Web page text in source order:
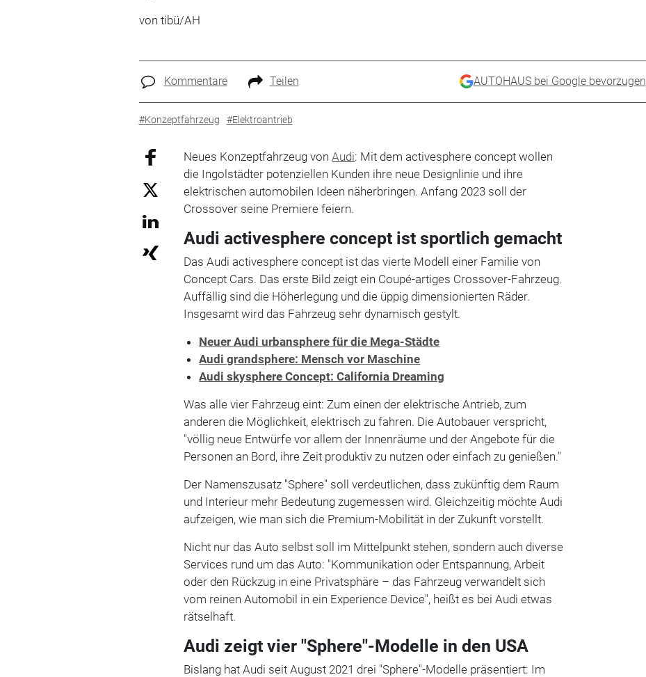
von tibü/AH
Kommentare Teilen AUTOHAUS bei Google bevorzugen
#Konzeptfahrzeug #Elektroantrieb
Neues Konzeptfahrzeug vonAudi: Mit dem activesphere concept wollen
die Ingolstädter potenziellen Kunden ihre neue Designlinie und ihre
elektrischen automobilen Ideen näherbringen. Anfang 2023 soll der
Crossover seine Premiere feiern.
Audi activesphere concept ist sportlich gemacht
Das Audi activesphere concept ist das vierte Modell einer Familie von
Concept Cars. Das erste Bild zeigt ein Coupé-artiges Crossover-Fahrzeug.
Auffällig sind die Höherlegung und die üppig dimensionierten Räder.
Insgesamt wird das Fahrzeug sehr dynamisch gestylt.
Neuer Audi urbansphere für die Mega-Städte
Audi grandsphere: Mensch vor Maschine
Audi skysphere Concept: California Dreaming
Was alle vier Fahrzeug eint: Zum einen der elektrische Antrieb, zum
anderen die Möglichkeit, elektrisch zu fahren. Die Autobauer verspricht,
"völlig neue Entwürfe vor allem der Innenräume und der Angebote für die
Personen an Bord, ihre Zeit produktiv zu nutzen oder einfach zu genießen."
Der Namenszusatz "Sphere" soll verdeutlichen, dass zukünftig dem Raum
und Interieur mehr Bedeutung zugemessen wird. Gleichzeitig möchte Audi
aufzeigen, wie man sich die Premium-Mobilität in der Zukunft vorstellt.
Nicht nur das Auto selbst soll im Mittelpunkt stehen, sondern auch diverse
Services rund um das Auto: "Kommunikation oder Entspannung, Arbeit
oder den Rückzug in eine Privatsphäre – das Fahrzeug verwandelt sich
vom reinen Automobil in ein Experience Device", heißt es bei Audi etwas
rätselhaft.
Audi zeigt vier "Sphere"-Modelle in den USA
Bislang hat Audi seit August 2021 drei "Sphere"-Modelle präsentiert: Im